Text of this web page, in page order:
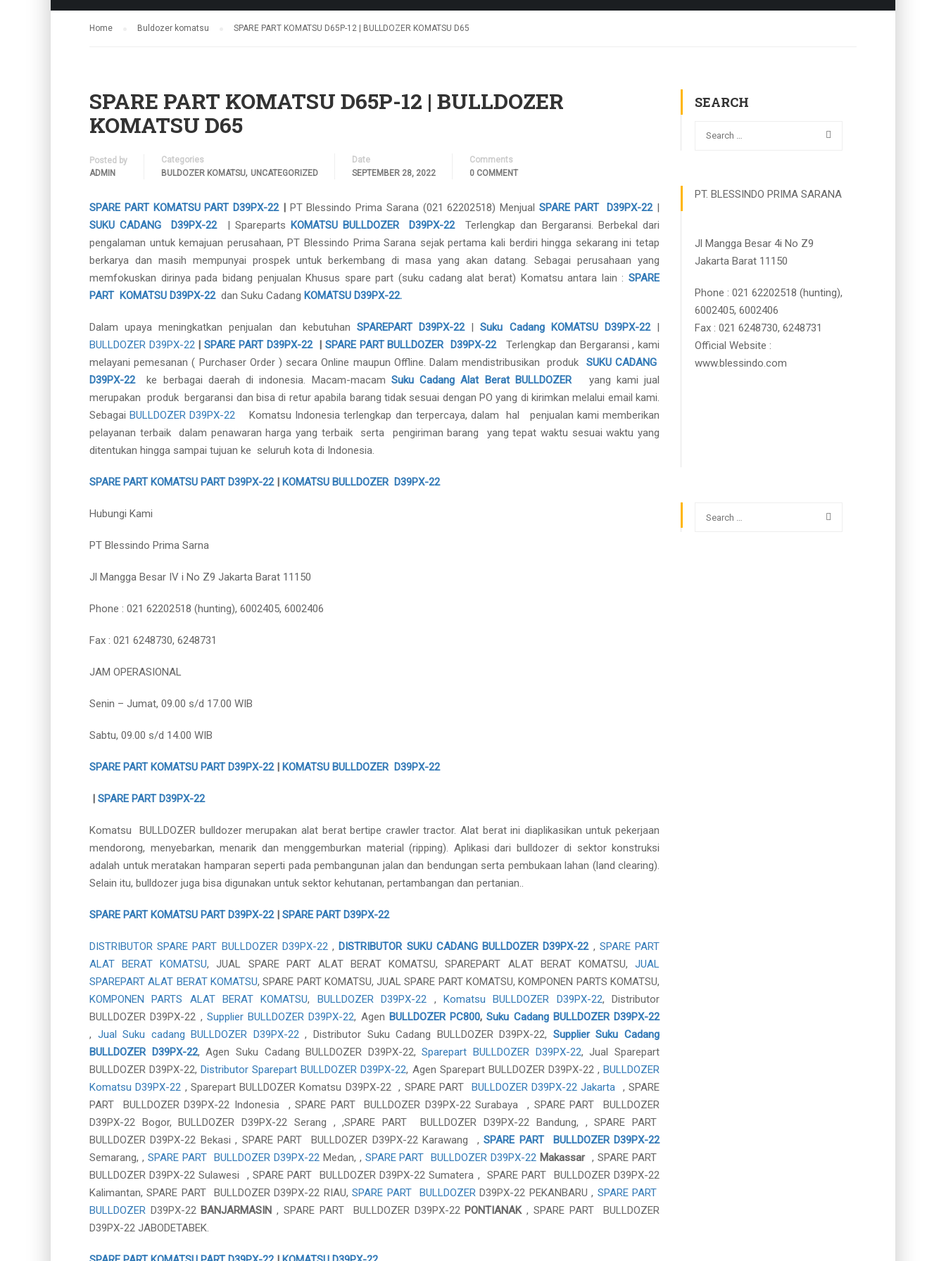
Home Buldozer komatsu SPARE PART KOMATSU D65P-12 | BULLDOZER KOMATSU D65
SPARE PART KOMATSU D65P-12 | BULLDOZER
KOMATSU D65
Posted by
ADMIN
Categories
BULDOZER KOMATSU, UNCATEGORIZED
Date
SEPTEMBER 28, 2022
Comments
0 COMMENT
SPARE PART KOMATSU PART D39PX-22| PT Blessindo Prima Sarana (021 62202518) Menjual SPARE PART D39PX-22|
SUKU CADANG D39PX-22| Spareparts KOMATSU BULLDOZER D39PX-22
Terlengkap dan Bergaransi. Berbekal dari
pengalaman untuk kemajuan perusahaan, PT Blessindo Prima Sarana sejak pertama kali berdiri hingga sekarang ini tetap
berkarya dan masih mempunyai prospek untuk berkembang di masa yang akan datang. Sebagai perusahaan yang
memfokuskan dirinya pada bidang penjualan Khusus spare part (suku cadang alat berat) Komatsu antara lain : SPARE
PART KOMATSU D39PX-22dan Suku Cadang KOMATSU D39PX-22.
Dalam upaya meningkatkan penjualan dan kebutuhan SPAREPART D39PX-22|Suku Cadang KOMATSU D39PX-22 |
BULLDOZER D39PX-22|SPARE PART D39PX-22| SPARE PART BULLDOZER D39PX-22
Terlengkap dan Bergaransi , kami
melayani pemesanan ( Purchaser Order ) secara Online maupun Offline. Dalam mendistribusikan produk SUKU CADANG
D39PX-22
ke berbagai daerah di indonesia. Macam-macam Suku Cadang Alat Berat BULLDOZER
yang kami jual
merupakan produk bergaransi dan bisa di retur apabila barang tidak sesuai dengan PO yang di kirimkan melalui email kami.
SebagaiBULLDOZER D39PX-22
Komatsu Indonesia terlengkap dan terpercaya, dalam hal penjualan kami memberikan
pelayanan terbaik dalam penawaran harga yang terbaik serta pengiriman barang yang tepat waktu sesuai waktu yang
ditentukan hingga sampai tujuan ke seluruh kota di Indonesia.
SPARE PART KOMATSU PART D39PX-22| KOMATSU BULLDOZER D39PX-22
Hubungi Kami
PT Blessindo Prima Sarna
Jl Mangga Besar IV i No Z9 Jakarta Barat 11150
Phone : 021 62202518 (hunting), 6002405, 6002406
Fax : 021 6248730, 6248731
JAM OPERASIONAL
Senin – Jumat, 09.00 s/d 17.00 WIB
Sabtu, 09.00 s/d 14.00 WIB
SPARE PART KOMATSU PART D39PX-22| KOMATSU BULLDOZER D39PX-22
| SPARE PART D39PX-22
Komatsu BULLDOZER bulldozer merupakan alat berat bertipe crawler tractor. Alat berat ini diaplikasikan untuk pekerjaan
mendorong, menyebarkan, menarik dan menggemburkan material (ripping). Aplikasi dari bulldozer di sektor konstruksi
adalah untuk meratakan hamparan seperti pada pembangunan jalan dan bendungan serta pembukaan lahan (land clearing).
Selain itu, bulldozer juga bisa digunakan untuk sektor kehutanan, pertambangan dan pertanian..
SPARE PART KOMATSU PART D39PX-22| SPARE PART D39PX-22
DISTRIBUTOR SPARE PART BULLDOZER D39PX-22, DISTRIBUTOR SUKU CADANG BULLDOZER D39PX-22, SPARE PART
ALAT BERAT KOMATSU, JUAL SPARE PART ALAT BERAT KOMATSU, SPAREPART ALAT BERAT KOMATSU, JUAL
SPAREPART ALAT BERAT KOMATSU, SPARE PART KOMATSU, JUAL SPARE PART KOMATSU, KOMPONEN PARTS KOMATSU,
KOMPONEN PARTS ALAT BERAT KOMATSU, BULLDOZER D39PX-22 , Komatsu BULLDOZER D39PX-22, Distributor
BULLDOZER D39PX-22 , Supplier BULLDOZER D39PX-22, Agen BULLDOZER PC800,Suku Cadang BULLDOZER D39PX-22
, Jual Suku cadang BULLDOZER D39PX-22, Distributor Suku Cadang BULLDOZER D39PX-22, Supplier Suku Cadang
BULLDOZER D39PX-22, Agen Suku Cadang BULLDOZER D39PX-22,Sparepart BULLDOZER D39PX-22, Jual Sparepart
BULLDOZER D39PX-22,Distributor Sparepart BULLDOZER D39PX-22, Agen Sparepart BULLDOZER D39PX-22 ,BULLDOZER
Komatsu D39PX-22 , Sparepart BULLDOZER Komatsu D39PX-22 , SPARE PART BULLDOZER D39PX-22 Jakarta , SPARE
PART BULLDOZER D39PX-22 Indonesia , SPARE PART BULLDOZER D39PX-22 Surabaya , SPARE PART BULLDOZER
D39PX-22 Bogor, BULLDOZER D39PX-22 Serang , ,SPARE PART BULLDOZER D39PX-22 Bandung, , SPARE PART
BULLDOZER D39PX-22 Bekasi , SPARE PART BULLDOZER D39PX-22 Karawang ,SPARE PART BULLDOZER D39PX-22
Semarang, , SPARE PART BULLDOZER D39PX-22Medan, , SPARE PART BULLDOZER D39PX-22 Makassar, SPARE PART
BULLDOZER D39PX-22 Sulawesi , SPARE PART BULLDOZER D39PX-22 Sumatera , SPARE PART BULLDOZER D39PX-22
Kalimantan, SPARE PART BULLDOZER D39PX-22 RIAU,SPARE PART BULLDOZERD39PX-22 PEKANBARU , SPARE PART
BULLDOZER D39PX-22 BANJARMASIN , SPARE PART BULLDOZER D39PX-22 PONTIANAK, SPARE PART BULLDOZER
D39PX-22 JABODETABEK.
SEARCH
PT. BLESSINDO PRIMA SARANA
Jl Mangga Besar 4i No Z9
Jakarta Barat 11150
Phone : 021 62202518 (hunting),
6002405, 6002406
Fax : 021 6248730, 6248731
Official Website :
www.blessindo.com